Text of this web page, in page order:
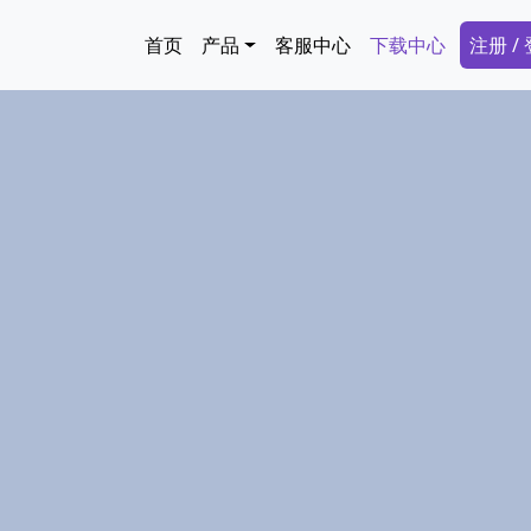
Main navigation
首页 产品 客服中心 下载中心 注册 /